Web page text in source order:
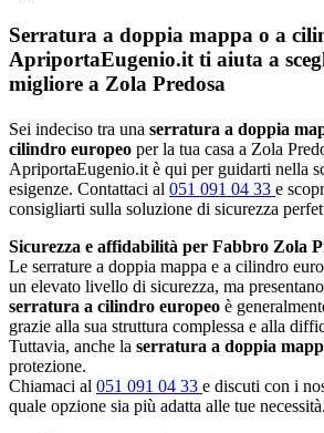
Serratura a doppia mappa o a
ApriportaEugenio.it ti aiuta a
migliore a Zola Predosa
Sei indeciso tra una serratura a doppia
cilindro europeo per la tua casa a Zola
ApriportaEugenio.it è qui per guidarti nella
esigenze. Contattaci al 051 091 04 33 e
consigliarti sulla soluzione di sicurezza
Sicurezza e affidabilità per Fabbro Zola
Le serrature a doppia mappa e a cilindro
un elevato livello di sicurezza, ma
serratura a cilindro europeo è
grazie alla sua struttura complessa e alla
Tuttavia, anche la serratura a doppia
protezione.
Chiamaci al 051 091 04 33 e discuti con i
quale opzione sia più adatta alle tue necessità.